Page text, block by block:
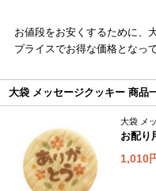
お値段をお安くするために、
プライスでお得な価格となっ
大袋 メッセージクッキー 商品
大袋 メ
お配り
1,010